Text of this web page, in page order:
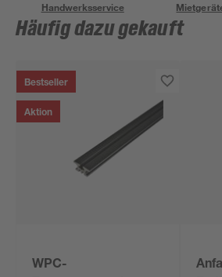
Handwerksservice
Häufig dazu gekauft
Bestseller
Aktion
WPC-